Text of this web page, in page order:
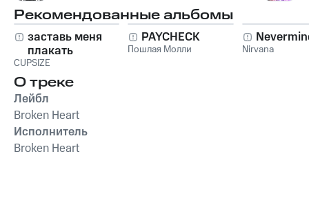
Рекомендованные альбомы
заставь меня
плакать
CUPSIZE
PAYCHECK
Пошлая Молли Nirvana
О треке
Лейбл
Broken Heart
Исполнитель
Broken Heart